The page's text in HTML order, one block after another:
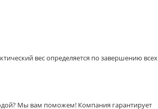
вес определяется по завершению всех
Мы вам поможем! Компания гарантирует